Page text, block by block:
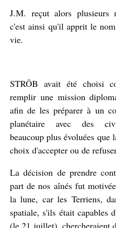
J.M. reçut alors plusieurs
c'est ainsi qu'il apprit le
vie.
STRÔB avait été choisi
remplir une mission
afin de les préparer à un
planétaire avec des
beaucoup plus évoluées
choix d'accepter ou de
La décision de prendre
part de nos aînés fut
la lune, car les Terriens,
spatiale, s'ils était capables
(le 21 juillet), chercheraient